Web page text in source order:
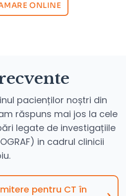
ONLINE
pacienților noștri din
răspuns mai jos la cele
legate de investigațiile
in cadrul clinicii
pentru CT în